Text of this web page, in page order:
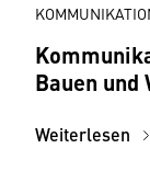
Bauen und
Weiterlesen